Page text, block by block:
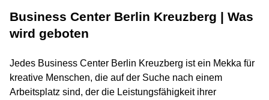
Business Center Berlin Kreuzberg | Was
wird geboten
Jedes Business Center Berlin Kreuzberg ist ein Mekka für
kreative Menschen, die auf der Suche nach einem
Arbeitsplatz sind, der die Leistungsfähigkeit ihrer